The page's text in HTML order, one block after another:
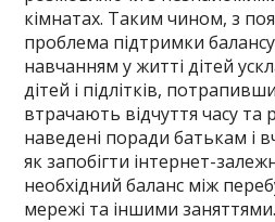
кімнатах. Таким чином, з
проблема підтримки
навчанням у житті дітей
дітей і підлітків,
втрачають відчуття часу та
наведені поради батькам і
як запобігти інтернет-
необхідний баланс між
мережі та іншими заняттями.